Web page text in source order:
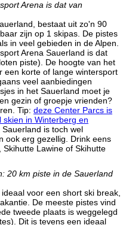
Arena is dat van
bestaat uit zo'n 90
zijn op 1 skipas. De pistes
in veel gebieden in de Alpen.
Arena Sauerland is dat
piste). De hoogte van het
een korte of lange wintersport
veel aanbiedingen
in het Sauerland moet je
gezin of groepje vrienden?
Tip: deze Center Parcs is
in Winterberg en
is toch wel
ook erg gezellig. Drink eens
Lawine of Skihutte
20 km piste in de Sauerland
voor een short ski break,
De meeste pistes vind
tweede plaats is weggelegd
Dit is tevens een ideaal